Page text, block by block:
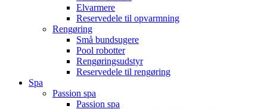
Elvarmere
Reservedele til opvarmning
Rengøring
Små bundsugere
Pool robotter
Rengøringsudstyr
Reservedele til rengøring
Spa
Passion spa
Passion spa